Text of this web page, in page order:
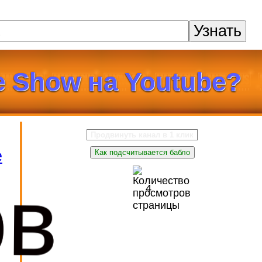
Узнать
Show на Youtube?
Как подсчитывается бабло
4